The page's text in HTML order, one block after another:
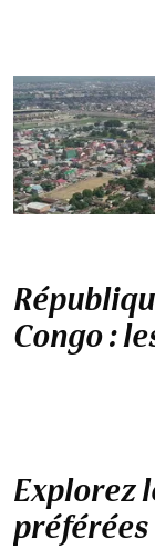
Congo :
Explorez
préférées